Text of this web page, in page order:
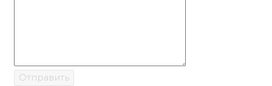
Отправить